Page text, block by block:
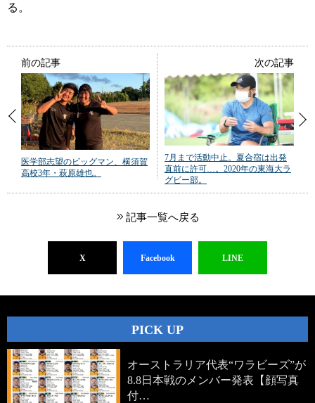
る。
前の記事
医学部志望のビッグマン、横須賀
高校3年・萩原雄也。
次の記事
7月まで活動中止。夏合宿は出発
直前に許可…。2020年の東海大ラ
グビー部。
記事一覧へ戻る
X Facebook LINE
PICK UP
オーストラリア代表“ワラビーズ”が
8.8日本戦のメンバー発表【顔写真
付…